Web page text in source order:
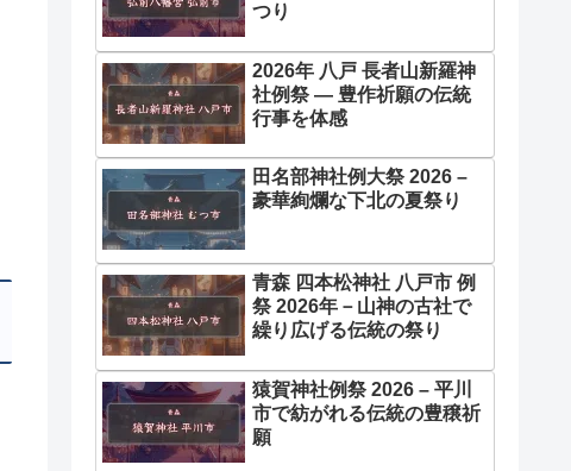
つり
2026年 八戸 長者山新羅神
社例祭 ― 豊作祈願の伝統
行事を体感
田名部神社例大祭 2026 –
豪華絢爛な下北の夏祭り
青森 四本松神社 八戸市 例
祭 2026年－山神の古社で
繰り広げる伝統の祭り
猿賀神社例祭 2026 – 平川
市で紡がれる伝統の豊穣祈
願